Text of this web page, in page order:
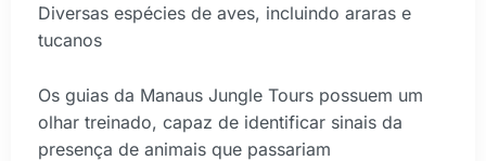
Diversas espécies de aves, incluindo araras e
tucanos
Os guias da Manaus Jungle Tours possuem um
olhar treinado, capaz de identificar sinais da
presença de animais que passariam